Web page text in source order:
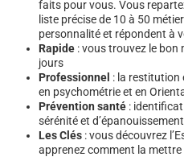
faits pour vous. Vous
liste précise de 10 à 50
personnalité et répondent à
Rapide : vous trouvez le bon
jours
Professionnel : la restitution
en psychométrie et en
Prévention santé :
sérénité et d’épanouissement
Les Clés : vous découvrez
apprenez comment la mettre